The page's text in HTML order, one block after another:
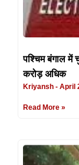
पश्चिम बंगाल में
करोड़ अधिक
Kriyansh April
Read More »